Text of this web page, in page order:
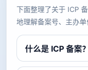
下面整理了关于 ICP
地理解备案号、主办单
什么是 ICP 备案？